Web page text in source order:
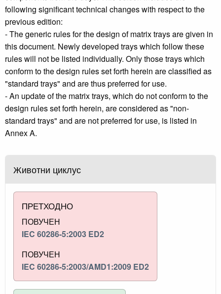
following significant technical changes with respect to the
previous edition:
- The generic rules for the design of matrix trays are given in
this document. Newly developed trays which follow these
rules will not be listed individually. Only those trays which
conform to the design rules set forth herein are classified as
"standard trays" and are thus preferred for use.
- An update of the matrix trays, which do not conform to the
design rules set forth herein, are considered as "non-
standard trays" and are not preferred for use, is listed in
Annex A.
Животни циклус
ПРЕТХОДНО
ПОВУЧЕН
IEC 60286-5:2003 ED2
ПОВУЧЕН
IEC 60286-5:2003/AMD1:2009 ED2